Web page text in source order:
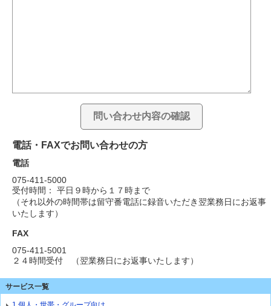
電話・FAXでお問い合わせの方
電話
075-411-5000
受付時間： 平日９時から１７時まで
（それ以外の時間帯は留守番電話に録音いただき翌業務日にお返事
いたします）
FAX
075-411-5001
２４時間受付 （翌業務日にお返事いたします）
サービス一覧